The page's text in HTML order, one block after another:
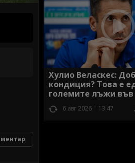
Хулио Веласкес:
кондиция? Това е
големите лъжи във
6 авг 2026 | 13:47